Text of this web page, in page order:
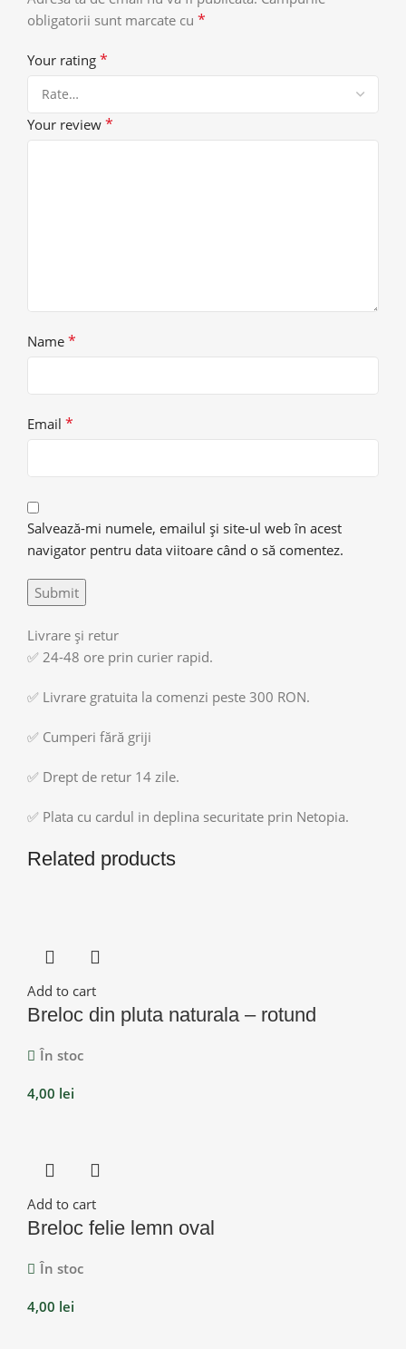
obligatorii sunt marcate cu *
Your rating *
Your review *
Name *
Email *
Salvează-mi numele, emailul și site-ul web în acest
navigator pentru data viitoare când o să comentez.
Livrare și retur
✅ 24-48 ore prin curier rapid.
✅ Livrare gratuita la comenzi peste 300 RON.
✅ Cumperi fără griji
✅ Drept de retur 14 zile.
✅ Plata cu cardul in deplina securitate prin Netopia.
Related products
Add to cart
Breloc din pluta naturala – rotund
În stoc
4,00 lei
Add to cart
Breloc felie lemn oval
În stoc
4,00 lei